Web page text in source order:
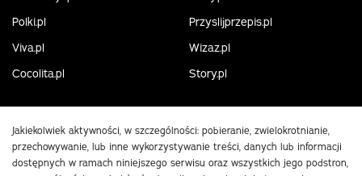
Polki.pl
Przyslijprzepis.pl
Viva.pl
Wizaz.pl
Cocolita.pl
Story.pl
Jakiekolwiek aktywności, w szczególności: pobieranie, zwielokrotnianie,
przechowywanie, lub inne wykorzystywanie treści, danych lub informacji
dostępnych w ramach niniejszego serwisu oraz wszystkich jego podstron,